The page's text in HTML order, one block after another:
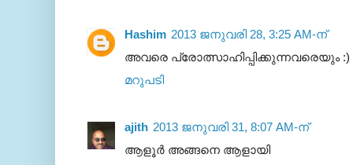
Hashim 2013 ജനുവരി 28, 3:25 AM-ന്
അവരെ പ്രോത്സാഹിപ്പിക്കുന്നവരെയും :)
മറുപടി
ajith 2013 ജനുവരി 31, 8:07 AM-ന്
ആളൂര്‍ അങ്ങനെ ആളായി